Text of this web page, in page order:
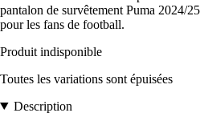
pantalon de survêtement Puma 2024/
pour les fans de football.
Produit indisponible
Toutes les variations sont épuisées
Description